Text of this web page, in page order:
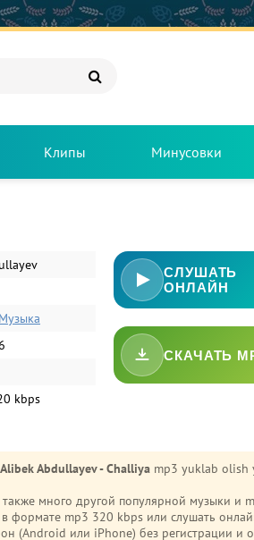
Клипы Минусовки
kbps
СЛУШАТЬ
ОНЛАЙН
СКАЧАТЬ
Alibek Abdullayev - Challiya mp3 yuklab olish
также много другой популярной музыки и
в формате mp3 320 kbps или слушать